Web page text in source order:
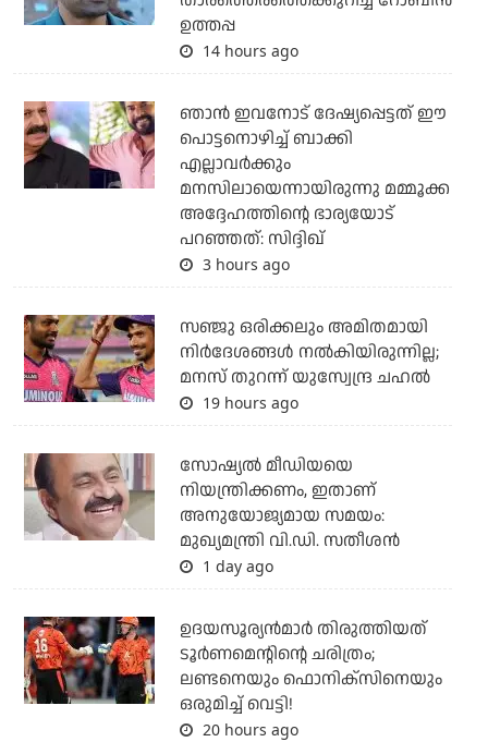
ഉത്തപ്പ
14 hours ago
ഞാന്‍ ഇവനോട് ദേഷ്യപ്പെട്ടത് ഈ
പൊട്ടനൊഴിച്ച് ബാക്കി
എല്ലാവര്‍ക്കും
മനസിലായെന്നായിരുന്നു മമ്മൂക്ക
അദ്ദേഹത്തിന്റെ ഭാര്യയോട്
പറഞ്ഞത്: സിദ്ദിഖ്
3 hours ago
സഞ്ജു ഒരിക്കലും അമിതമായി
നിര്‍ദേശങ്ങള്‍ നല്‍കിയിരുന്നില്ല;
മനസ് തുറന്ന് യുസ്വേന്ദ്ര ചഹല്‍
19 hours ago
സോഷ്യല്‍ മീഡിയയെ
നിയന്ത്രിക്കണം, ഇതാണ്
അനുയോജ്യമായ സമയം:
മുഖ്യമന്ത്രി വി.ഡി. സതീശന്‍
1 day ago
ഉദയസൂര്യന്‍മാര്‍ തിരുത്തിയത്
ടൂര്‍ണമെന്റിന്റെ ചരിത്രം;
ലണ്ടനെയും ഫൊനിക്‌സിനെയും
ഒരുമിച്ച് വെട്ടി!
20 hours ago